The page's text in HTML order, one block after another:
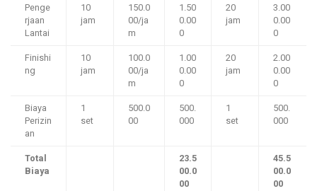
Penge
rjaan
Lantai
10
jam
150.0
00/ja
m
1.50
0.00
0
20
jam
3.00
0.00
0
Finishi
ng
10
jam
100.0
00/ja
m
1.00
0.00
0
20
jam
2.00
0.00
0
Biaya
Perizin
an
1
set
500.0
00
500.
000
1
set
500.
000
Total
Biaya
23.5
00.0
00
45.5
00.0
00